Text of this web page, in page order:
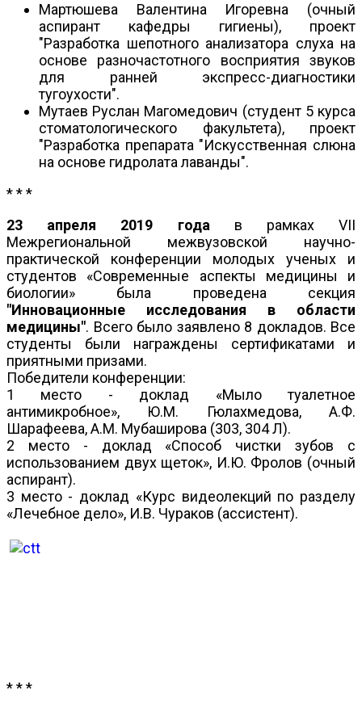
Мартюшева Валентина Игоревна (очный
аспирант кафедры гигиены), проект
"Разработка шепотного анализатора слуха на
основе разночастотного восприятия звуков
для ранней экспресс-диагностики
тугоухости".
Мутаев Руслан Магомедович (студент 5 курса
стоматологического факультета), проект
"Разработка препарата "Искусственная слюна
на основе гидролата лаванды".
* * *
23 апреля 2019 года в рамках VII
Межрегиональной межвузовской научно-
практической конференции молодых ученых и
студентов «Современные аспекты медицины и
биологии» была проведена секция
"Инновационные исследования в области
медицины". Всего было заявлено 8 докладов. Все
студенты были награждены сертификатами и
приятными призами.
Победители конференции:
1 место - доклад «Мыло туалетное
антимикробное», Ю.М. Гюлахмедова, А.Ф.
Шарафеева, А.М. Мубаширова (303, 304 Л).
2 место - доклад «Способ чистки зубов с
использованием двух щеток», И.Ю. Фролов (очный
аспирант).
3 место - доклад «Курс видеолекций по разделу
«Лечебное дело», И.В. Чураков (ассистент).
* * *